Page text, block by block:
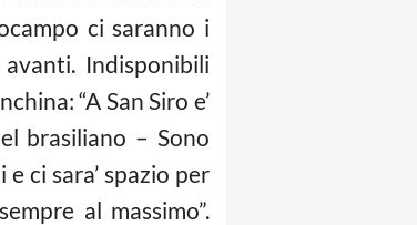
ci saranno i
Indisponibili
“A San Siro e’
brasiliano – Sono
ci sara’ spazio per
al massimo”.